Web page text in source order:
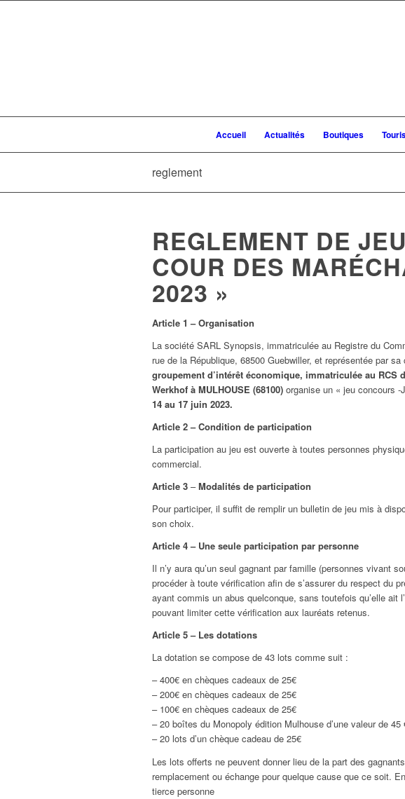
Accueil Actualités Boutiques
reglement
REGLEMENT DE
COUR DES
2023 »
Article 1 – Organisation
La société SARL Synopsis, immatriculée au Registre du
rue de la République, 68500 Guebwiller, et représentée par
groupement d’intérêt économique, immatriculée au RCS
Werkhof à MULHOUSE (68100) organise un « jeu concours -
14 au 17 juin 2023.
Article 2 – Condition de participation
La participation au jeu est ouverte à toutes personnes
commercial.
Article 3 –Modalités de participation
Pour participer, il suffit de remplir un bulletin de jeu mis à
son choix.
Article 4 – Une seule participation par personne
Il n’y aura qu’un seul gagnant par famille (personnes vivant
procéder à toute vérification afin de s’assurer du respect du
ayant commis un abus quelconque, sans toutefois qu’elle ait
pouvant limiter cette vérification aux lauréats retenus.
Article 5 – Les dotations
La dotation se compose de 43 lots comme suit :
– 400€ en chèques cadeaux de 25€
– 200€ en chèques cadeaux de 25€
– 100€ en chèques cadeaux de 25€
– 20 boîtes du Monopoly édition Mulhouse d’une valeur de 45
– 20 lots d’un chèque cadeau de 25€
Les lots offerts ne peuvent donner lieu de la part des
remplacement ou échange pour quelque cause que ce soit.
tierce personne